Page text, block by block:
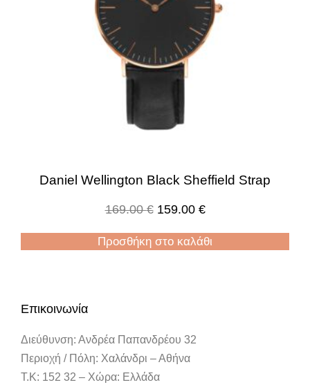
Daniel Wellington Black Sheffield Strap
169.00€ 159.00 €
Προσθήκη στο καλάθι
Επικοινωνία
Διεύθυνση: Ανδρέα Παπανδρέου 32
Περιοχή / Πόλη: Χαλάνδρι – Αθήνα
Τ.Κ: 152 32 – Χώρα: Ελλάδα